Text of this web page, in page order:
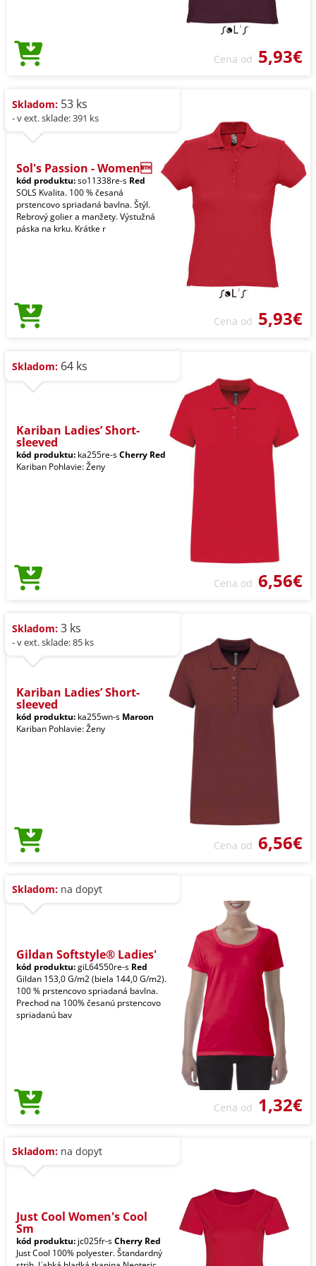
Cena od 5,93€
Skladom: 53 ks
- v ext. sklade: 391 ks
Sol's Passion - Women
kód produktu:so11338re-s Red
SOLS Kvalita. 100 % česaná
prstencovo spriadaná bavlna. Štýl.
Rebrový golier a manžety. Výstužná
páska na krku. Krátke r
Cena od 5,93€
Skladom: 64 ks
Kariban Ladies’ Short-
sleeved
kód produktu: ka255re-sCherry Red
Kariban Pohlavie: Ženy
Cena od 6,56€
Skladom: 3 ks
- v ext. sklade: 85 ks
Kariban Ladies’ Short-
sleeved
kód produktu: ka255wn-s Maroon
Kariban Pohlavie: Ženy
Cena od 6,56€
Skladom: na dopyt
Gildan Softstyle® Ladies'
kód produktu:giL64550re-s Red
Gildan 153,0 G/m2 (biela 144,0 G/m2).
100 % prstencovo spriadaná bavlna.
Prechod na 100% česanú prstencovo
spriadanú bav
Cena od 1,32€
Skladom: na dopyt
Just Cool Women's Cool
Sm
kód produktu: jc025fr-sCherry Red
Just Cool 100% polyester. Štandardný